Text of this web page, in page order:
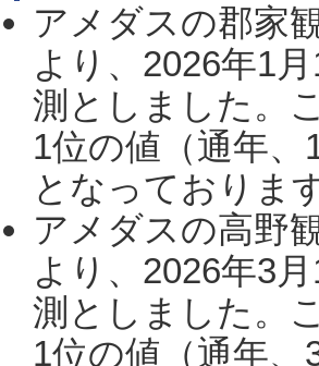
アメダスの郡家
より、2026年1
測としました。
1位の値（通年
となっておりま
アメダスの高野
より、2026年3
測としました。
1位の値（通年